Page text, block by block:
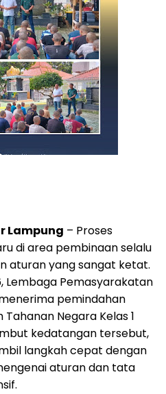
Lampung – Proses
di area pembinaan selalu
aturan yang sangat ketat.
Lembaga Pemasyarakatan
pemindahan
Negara Kelas 1
kedatangan tersebut,
langkah cepat dengan
aturan dan tata